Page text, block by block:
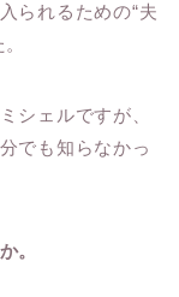
られるための“夫
シェルですが、
でも知らなかっ
。